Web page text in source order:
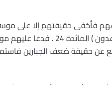
فأخفى حقيقتهم إلا على
بنو إسرائيل ( قالوا يا موسى إنا لن ندخلها أبداً ماداموا فيها ، فاذهب أنت وربك قاتلا
طبيعية لصمت يوشع عن حقيقة ضعف الجبارين